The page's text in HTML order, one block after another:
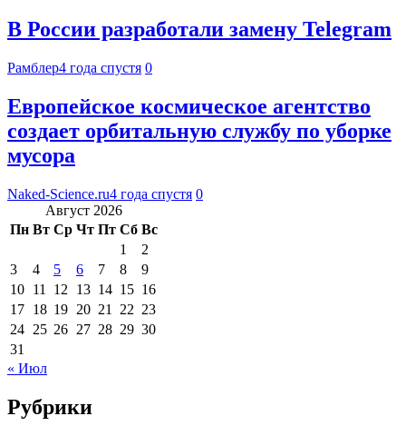
В России разработали замену Telegram
Рамблер4 года спустя 0
Европейское космическое агентство
создает орбитальную службу по уборке
мусора
Naked-Science.ru4 года спустя 0
Август 2026
Пн Вт Ср Чт Пт Сб Вс
1
2
3
4 5 6 7 8
9
10 11 12 13 14 15 16
17 18 19 20 21 22 23
24 25 26 27 28 29 30
31
« Июл
Рубрики